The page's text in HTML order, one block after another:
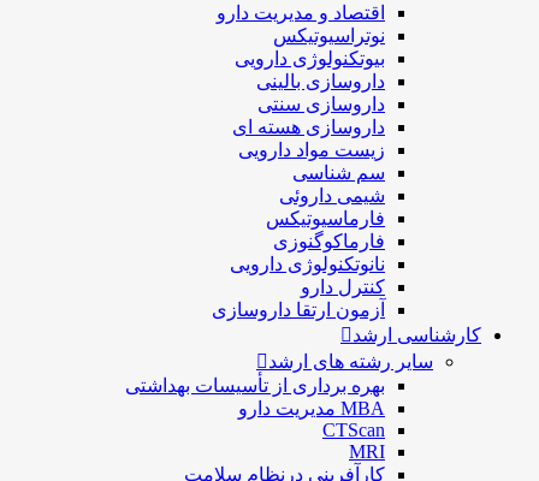
اقتصاد و مديريت دارو
نوتراسیوتیکس
بيوتكنولوژی دارویی
داروسازی بالينی
داروسازی سنتی
داروسازی هسته ای
زیست مواد دارویی
سم شناسی
شيمی داروئی
فارماسيوتيكس
فارماكوگنوزی
نانوتکنولوژی دارویی
كنترل دارو
آزمون ارتقا داروسازی
کارشناسی ارشد
سایر رشته های ارشد
بهره برداری از تأسیسات بهداشتی
MBA مدیریت دارو
CTScan
MRI
کارآفرینی درنظام سلامت